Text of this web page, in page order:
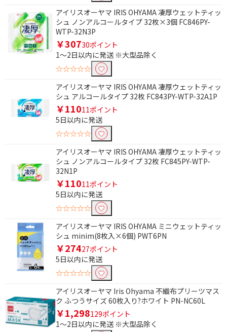
アイリスオーヤマ IRIS OHYAMA 凄厚ウェットティッ
シュ ノンアルコールタイプ 32枚×3個 FC846PY-
WTP-32N3P
￥30730ポイント
1～2日以内に発送 ※大型品除く
☆☆☆☆☆
アイリスオーヤマ IRIS OHYAMA 凄厚ウェットティッ
シュ アルコールタイプ 32枚 FC843PY-WTP-32A1P
￥11011ポイント
5日以内に発送
☆☆☆☆☆
アイリスオーヤマ IRIS OHYAMA 凄厚ウェットティッ
シュ ノンアルコールタイプ 32枚 FC845PY-WTP-
32N1P
￥11011ポイント
5日以内に発送
☆☆☆☆☆
アイリスオーヤマ IRIS OHYAMA ミニウェットティッ
シュ minim(8枚入×6個) PWT6PN
￥27427ポイント
5日以内に発送
☆☆☆☆☆
アイリスオーヤマ Iris Ohyama 不織布プリーツマス
ク ふつうサイズ 60枚入り?ホワイト PN-NC60L
￥1,298129ポイント
1～2日以内に発送 ※大型品除く
条件で絞り込む
フリーワードで絞り込む
除外する
除外する にチェックを入れると、指定したワード
を除外して検索します。
価格で絞り込む
円~